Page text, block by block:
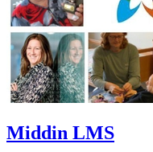
Middin LMS